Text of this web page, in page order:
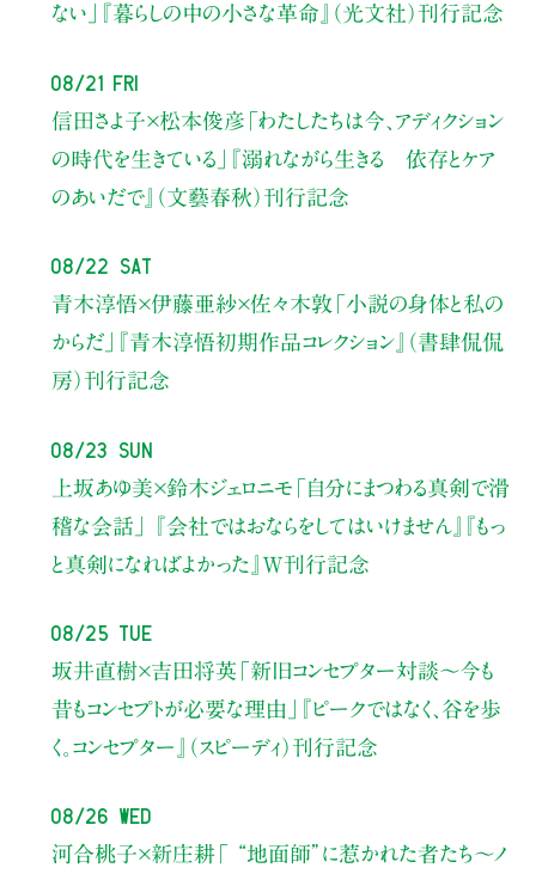
ない」 『暮らしの中の小さな革命』（光文社）刊行記念
08/21 Fri
信田さよ子×松本俊彦 「わたしたちは今、アディクション
の時代を生きている」
『溺れながら生きる 依存とケア
のあいだで』（文藝春秋）刊行記念
08/22 Sat
青木淳悟×伊藤亜紗×佐々木敦 「小説の身体と私の
からだ」
『青木淳悟初期作品コレクション』（書肆侃侃
房）刊行記念
08/23 Sun
上坂あゆ美×鈴木ジェロニモ 「自分にまつわる真剣で滑
稽な会話」
『会社ではおならをしてはいけません』『もっ
と真剣になればよかった』W刊行記念
08/25 Tue
坂井直樹×吉田将英「新旧コンセプター対談～今も
昔もコンセプトが必要な理由」
『ピークではなく、谷を歩
く。コンセプター』（スピーディ）刊行記念
08/26 Wed
河合桃子×新庄耕「 “地面師”に惹かれた者たち〜ノ